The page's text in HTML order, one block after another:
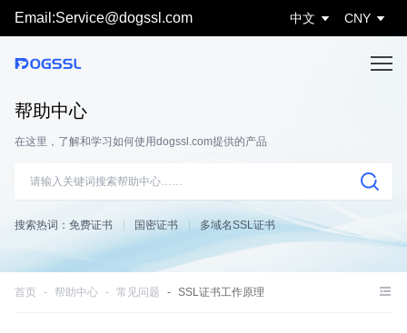
Email:Service@dogssl.com 中文 CNY
帮助中心
在这里，了解和学习如何使用dogssl.com提供的产品
搜索热词： 免费证书 国密证书 多域名SSL证书
首页 帮助中心 常见问题 SSL证书工作原理